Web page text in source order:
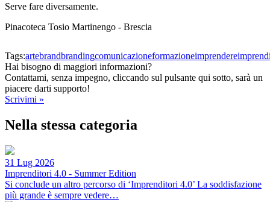
Serve fare diversamente.
Pinacoteca Tosio Martinengo - Brescia
Tags:artebrandbrandingcomunicazioneformazioneimprendere
Hai bisogno di maggiori informazioni?
Contattami, senza impegno, cliccando sul pulsante qui sotto, sarà un
piacere darti supporto!
Scrivimi »
Nella stessa categoria
31 Lug 2026
Imprenditori 4.0 - Summer Edition
Si conclude un altro percorso di ‘Imprenditori 4.0’ La soddisfazione
più grande è sempre vedere…